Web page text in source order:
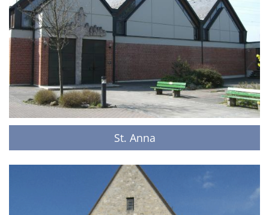
St. Anna